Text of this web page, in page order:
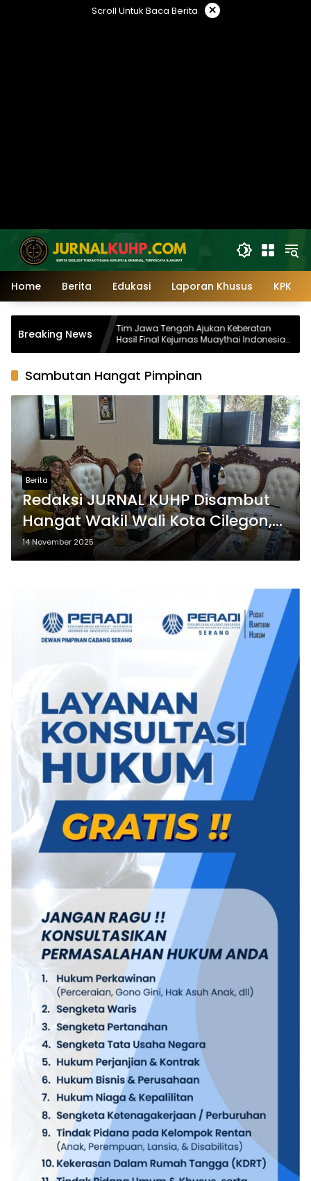
Scroll Untuk Baca Berita ×
Home Berita Edukasi Laporan Khusus KPK
Breaking News
dan
Tim Jawa Tengah Ajukan Keberatan
Hasil Final Kejurnas Muaythai Indonesia
Championship 2026, Dugaan
Sambutan Hangat Pimpinan
Berita
Redaksi JURNAL KUHP Disambut
Hangat Wakil Wali Kota Cilegon,
Bahas Sinergitas dan Inovasi
Kepemudaan
14 November 2025